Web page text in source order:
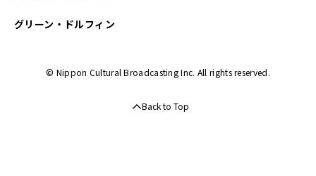
グリーン・ドルフィン
© Nippon Cultural Broadcasting Inc. All rights reserved.
Back to Top